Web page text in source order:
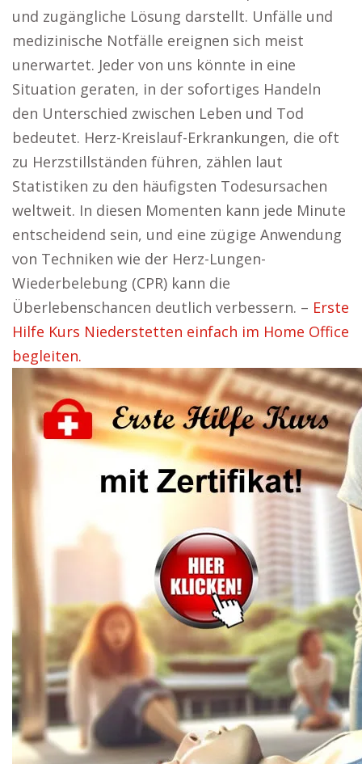
und zugängliche Lösung darstellt. Unfälle und
medizinische Notfälle ereignen sich meist
unerwartet. Jeder von uns könnte in eine
Situation geraten, in der sofortiges Handeln
den Unterschied zwischen Leben und Tod
bedeutet. Herz-Kreislauf-Erkrankungen, die oft
zu Herzstillständen führen, zählen laut
Statistiken zu den häufigsten Todesursachen
weltweit. In diesen Momenten kann jede Minute
entscheidend sein, und eine zügige Anwendung
von Techniken wie der Herz-Lungen-
Wiederbelebung (CPR) kann die
Überlebenschancen deutlich verbessern. – Erste
Hilfe Kurs Niederstetten einfach im Home Office
begleiten.